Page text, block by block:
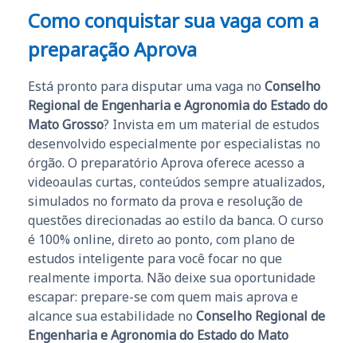
Como conquistar sua vaga com a
preparação Aprova
Está pronto para disputar uma vaga no Conselho
Regional de Engenharia e Agronomia do Estado do
Mato Grosso? Invista em um material de estudos
desenvolvido especialmente por especialistas no
órgão. O preparatório Aprova oferece acesso a
videoaulas curtas, conteúdos sempre atualizados,
simulados no formato da prova e resolução de
questões direcionadas ao estilo da banca. O curso
é 100% online, direto ao ponto, com plano de
estudos inteligente para você focar no que
realmente importa. Não deixe sua oportunidade
escapar: prepare-se com quem mais aprova e
alcance sua estabilidade no Conselho Regional de
Engenharia e Agronomia do Estado do Mato